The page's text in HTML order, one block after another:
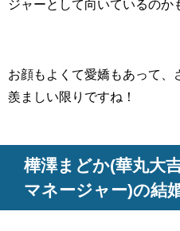
ジャーとして向いているのか
お顔もよくて愛嬌もあって
羨ましい限りですね！
樺澤まどか(華丸大
マネージャー)の結